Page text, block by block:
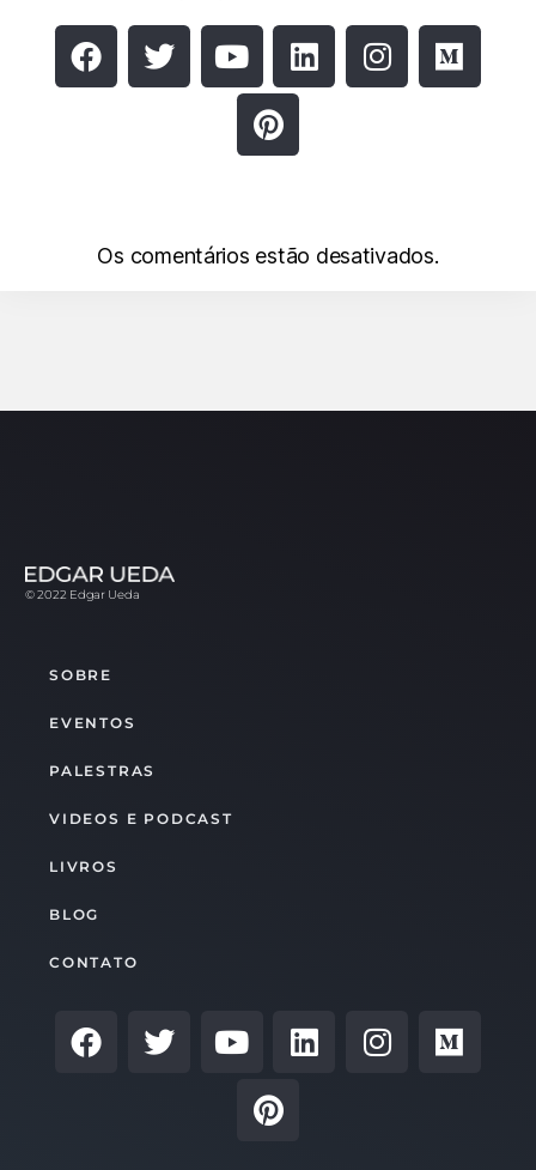
Os comentários estão desativados.
© 2022 Edgar Ueda
SOBRE
EVENTOS
PALESTRAS
VIDEOS E PODCAST
LIVROS
BLOG
CONTATO